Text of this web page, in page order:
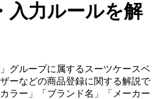
入力ルールを解
グループに属するスーツケースベ
ーなどの商品登録に関する解説で
ラー」「ブランド名」「メーカー